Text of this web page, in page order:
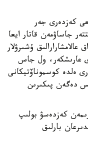
كەزدەرى جەر
جاساۋمەن قاتار ايعا
ۇشىرۋلار
عارىشكەر، ول جاس
ەلدە كوسموناۆتيكانى
دەگەن پىكىرىن
كەزدەسۋ بولىپ
بارلىق